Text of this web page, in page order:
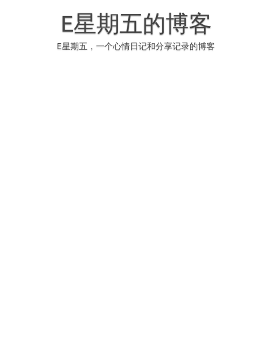
E星期五的博客
E星期五，一个心情日记和分享记录的博客